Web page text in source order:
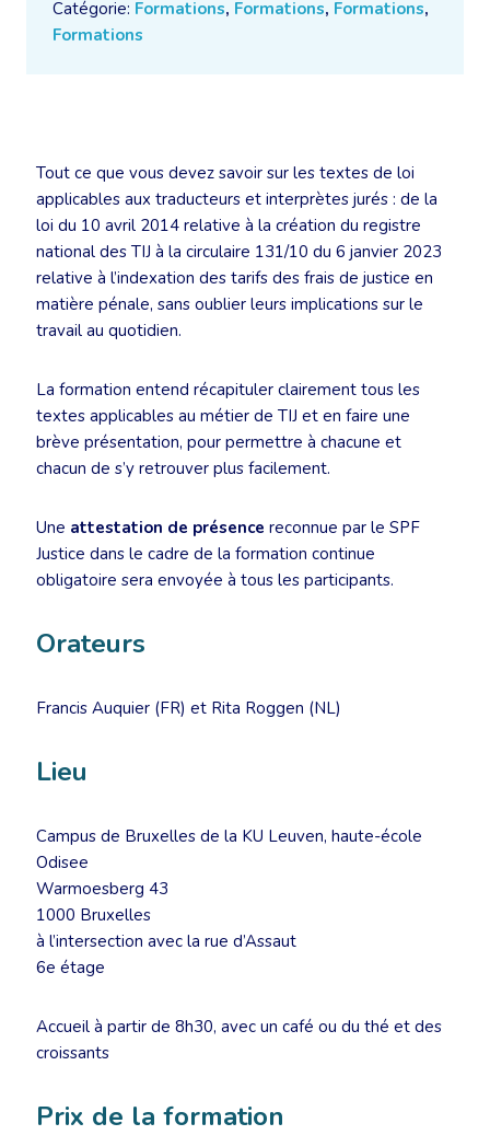
Catégorie: Formations, Formations, Formations,
Formations
Tout ce que vous devez savoir sur les textes de loi
applicables aux traducteurs et interprètes jurés : de la
loi du 10 avril 2014 relative à la création du registre
national des TIJ à la circulaire 131/10 du 6 janvier 2023
relative à l’indexation des tarifs des frais de justice en
matière pénale, sans oublier leurs implications sur le
travail au quotidien.
La formation entend récapituler clairement tous les
textes applicables au métier de TIJ et en faire une
brève présentation, pour permettre à chacune et
chacun de s’y retrouver plus facilement.
Une attestation de présence reconnue par le SPF
Justice dans le cadre de la formation continue
obligatoire sera envoyée à tous les participants.
Orateurs
Francis Auquier (FR) et Rita Roggen (NL)
Lieu
Campus de Bruxelles de la KU Leuven, haute-école
Odisee
Warmoesberg 43
1000 Bruxelles
à l’intersection avec la rue d’Assaut
6e étage
Accueil à partir de 8h30, avec un café ou du thé et des
croissants
Prix de la formation